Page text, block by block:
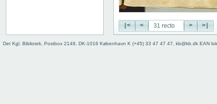
149r: /// XX
149v: Explicit lib. XX
|< < > >|
Det Kgl. Bibliotek, Postbox 2149, DK-1016 København K (+45) 33 47 47 47, kb@kb.dk EAN